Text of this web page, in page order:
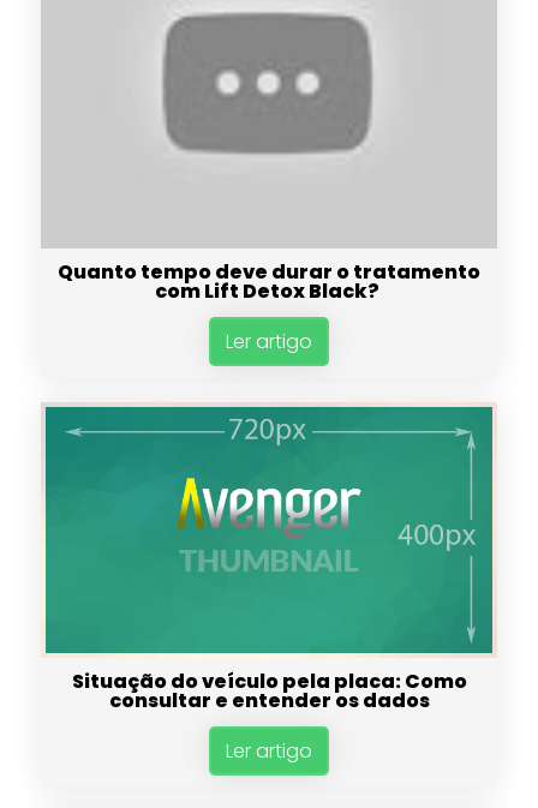
Quanto tempo deve durar o tratamento
com Lift Detox Black?
Ler artigo
Situação do veículo pela placa: Como
consultar e entender os dados
Ler artigo